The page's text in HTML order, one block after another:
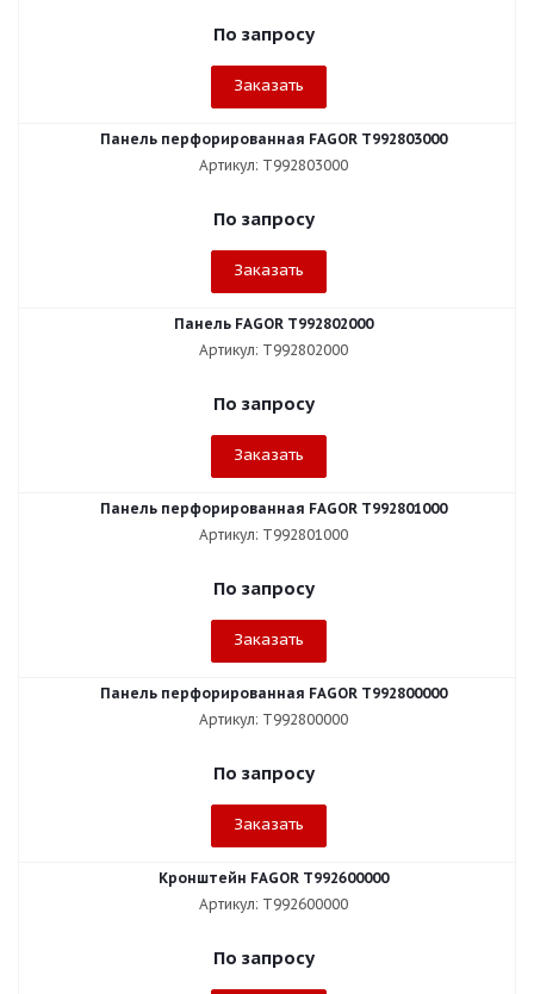
По запросу
Заказать
Панель перфорированная FAGOR T992803000
Артикул: T992803000
По запросу
Заказать
Панель FAGOR T992802000
Артикул: T992802000
По запросу
Заказать
Панель перфорированная FAGOR T992801000
Артикул: T992801000
По запросу
Заказать
Панель перфорированная FAGOR T992800000
Артикул: T992800000
По запросу
Заказать
Кронштейн FAGOR T992600000
Артикул: T992600000
По запросу